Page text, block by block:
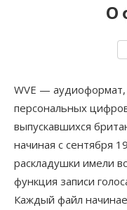
О
WVE — аудиоформат,
персональных
выпускавшихся
начиная с сентября
раскладушки имели
функция записи
Каждый файл